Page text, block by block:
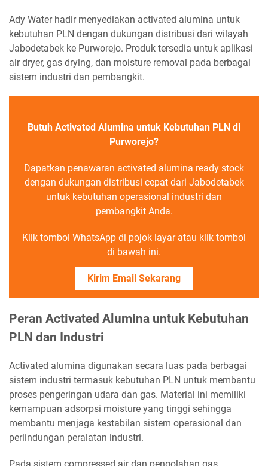
Ady Water hadir menyediakan activated alumina untuk
kebutuhan PLN dengan dukungan distribusi dari wilayah
Jabodetabek ke Purworejo. Produk tersedia untuk aplikasi
air dryer, gas drying, dan moisture removal pada berbagai
sistem industri dan pembangkit.
Butuh Activated Alumina untuk Kebutuhan PLN di
Purworejo?
Dapatkan penawaran activated alumina ready stock
dengan dukungan distribusi cepat dari Jabodetabek
untuk kebutuhan operasional industri dan
pembangkit Anda.
Klik tombol WhatsApp di pojok layar atau klik tombol
di bawah ini.
Kirim Email Sekarang
Peran Activated Alumina untuk Kebutuhan
PLN dan Industri
Activated alumina digunakan secara luas pada berbagai
sistem industri termasuk kebutuhan PLN untuk membantu
proses pengeringan udara dan gas. Material ini memiliki
kemampuan adsorpsi moisture yang tinggi sehingga
membantu menjaga kestabilan sistem operasional dan
perlindungan peralatan industri.